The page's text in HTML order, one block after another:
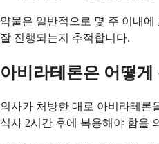
약물은 일반적으로 몇 주 이내
잘 진행되는지 추적합니다.
아비라테론은 어떻
의사가 처방한 대로 아비라테론
식사 2시간 후에 복용해야 함을